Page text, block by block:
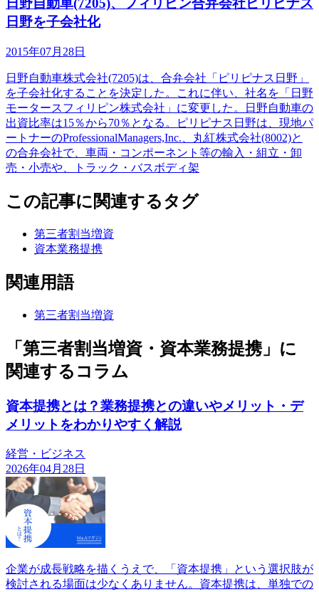
日野自動車(7205)、フィリピン合弁会社ピリピナス
日野を子会社化
2015年07月28日
日野自動車株式会社(7205)は、合弁会社「ピリピナス日野」
を子会社化することを決定した。これに伴い、社名を「日野
モータースフィリピン株式会社」に変更した。日野自動車の
出資比率は15％から70％となる。ピリピナス日野は、現地パ
ートナーのProfessionalManagers,Inc.、丸紅株式会社(8002)と
の合弁会社で、車両・コンポーネント等の輸入・組立・卸
売・小売や、トラック・バスボディ架
この記事に関連するタグ
第三者割当増資
資本業務提携
関連用語
第三者割当増資
「第三者割当増資・資本業務提携」に
関連するコラム
資本提携とは？業務提携との違いやメリット・デ
メリットをわかりやすく解説
経営・ビジネス
2026年04月28日
企業が成長戦略を描くうえで、「資本提携」という選択肢が
検討される場面は少なくありません。資本提携は、単独での